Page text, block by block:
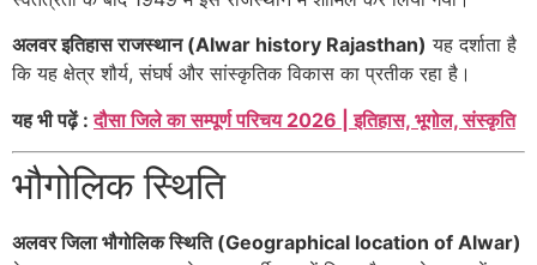
अलवर इतिहास राजस्थान (Alwar history Rajasthan) यह दर्शाता है
कि यह क्षेत्र शौर्य, संघर्ष और सांस्कृतिक विकास का प्रतीक रहा है।
यह भी पढ़ें :दौसा जिले का सम्पूर्ण परिचय 2026 | इतिहास, भूगोल, संस्कृति
भौगोलिक स्थिति
अलवर जिला भौगोलिक स्थिति (Geographical location of Alwar)